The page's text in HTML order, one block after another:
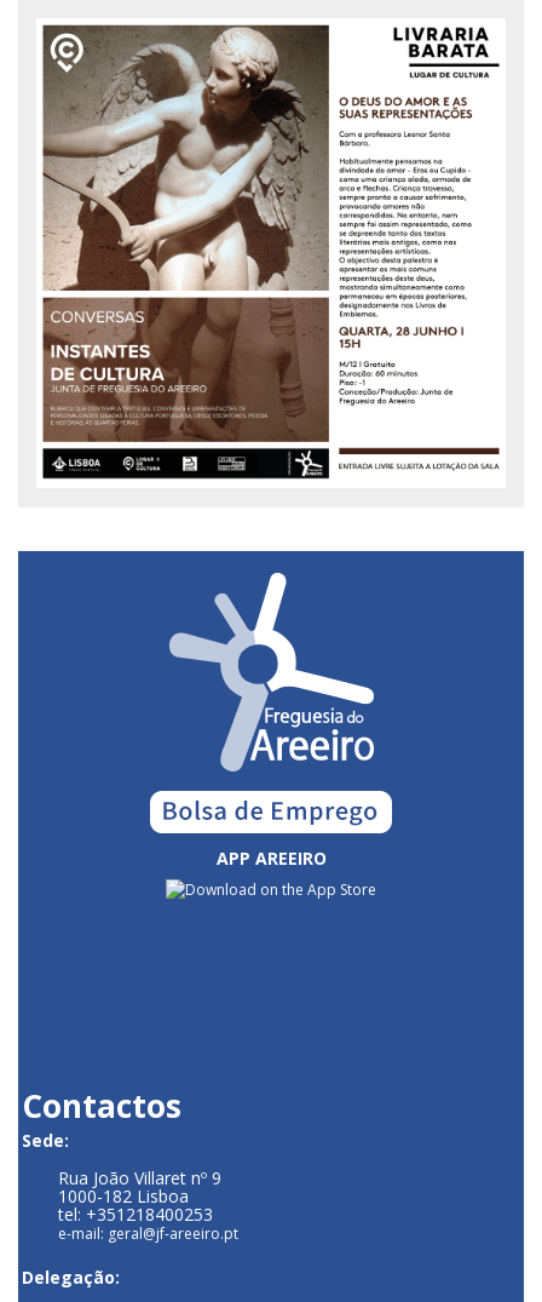
APP AREEIRO
Contactos
Sede:
Rua João Villaret nº 9
1000-182 Lisboa
tel: +351218400253
e-mail: geral@jf-areeiro.pt
Delegação: